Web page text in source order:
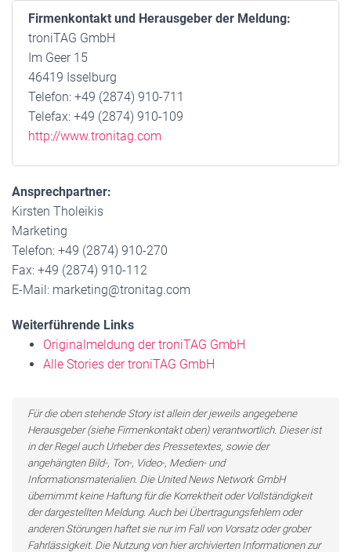
Firmenkontakt und Herausgeber der Meldung:
troniTAG GmbH
Im Geer 15
46419 Isselburg
Telefon: +49 (2874) 910-711
Telefax: +49 (2874) 910-109
http://www.tronitag.com
Ansprechpartner:
Kirsten Tholeikis
Marketing
Telefon: +49 (2874) 910-270
Fax: +49 (2874) 910-112
E-Mail: marketing@tronitag.com
Weiterführende Links
Originalmeldung der troniTAG GmbH
Alle Stories der troniTAG GmbH
Für die oben stehende Story ist allein der jeweils angegebene
Herausgeber (siehe Firmenkontakt oben) verantwortlich. Dieser ist
in der Regel auch Urheber des Pressetextes, sowie der
angehängten Bild-, Ton-, Video-, Medien- und
Informationsmaterialien. Die United News Network GmbH
übernimmt keine Haftung für die Korrektheit oder Vollständigkeit
der dargestellten Meldung. Auch bei Übertragungsfehlern oder
anderen Störungen haftet sie nur im Fall von Vorsatz oder grober
Fahrlässigkeit. Die Nutzung von hier archivierten Informationen zur